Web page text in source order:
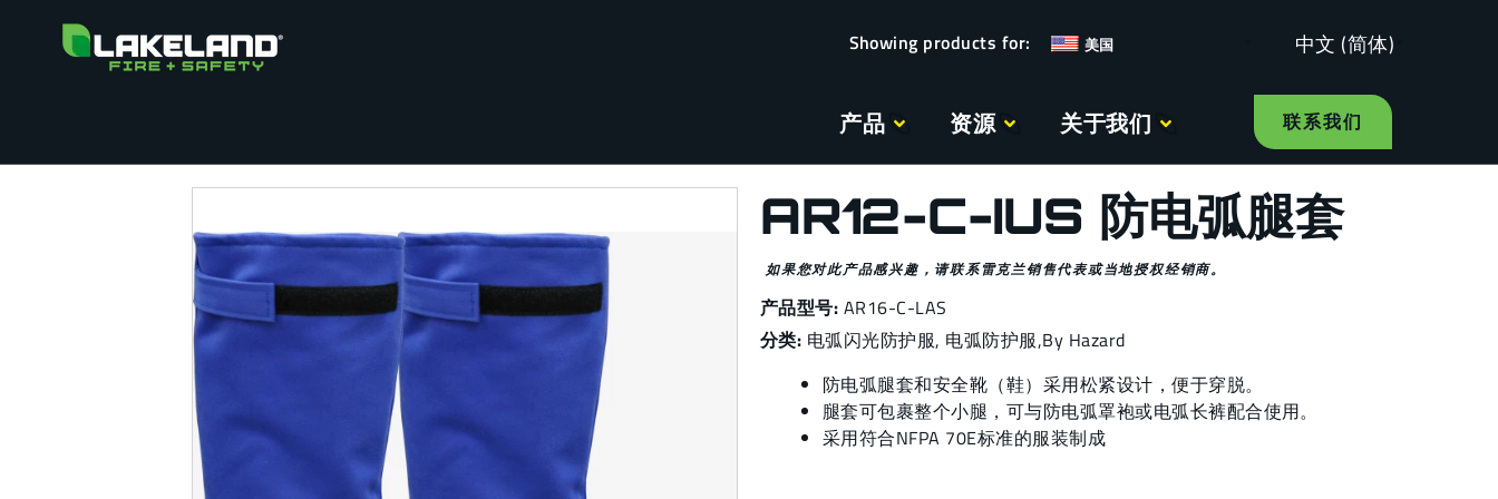
美国 中文 (简体)
产品 资源 关于我们 联系我们
AR12-C-IUS 防电弧腿套
如果您对此产品感兴趣，请联系雷克兰销售代表或当地授权经销商。
产品型号: AR16-C-LAS
分类: 电弧闪光防护服, 电弧防护服,By Hazard
防电弧腿套和安全靴（鞋）采用松紧设计，便于穿脱。
腿套可包裹整个小腿，可与防电弧罩袍或电弧长裤配合使用。
采用符合NFPA 70E标准的服装制成